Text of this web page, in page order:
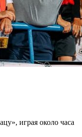
играя около часа